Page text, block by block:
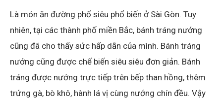
Là món ăn đường phố siêu phổ biến ở Sài Gòn. Tuy
nhiên, tại các thành phố miền Bắc, bánh tráng nướng
cũng đã cho thấy sức hấp dẫn của mình. Bánh tráng
nướng cũng được chế biến siêu siêu đơn giản. Bánh
tráng được nướng trực tiếp trên bếp than hồng, thêm
trứng gà, bò khô, hành lá vị cùng nướng chín đều. Vậy